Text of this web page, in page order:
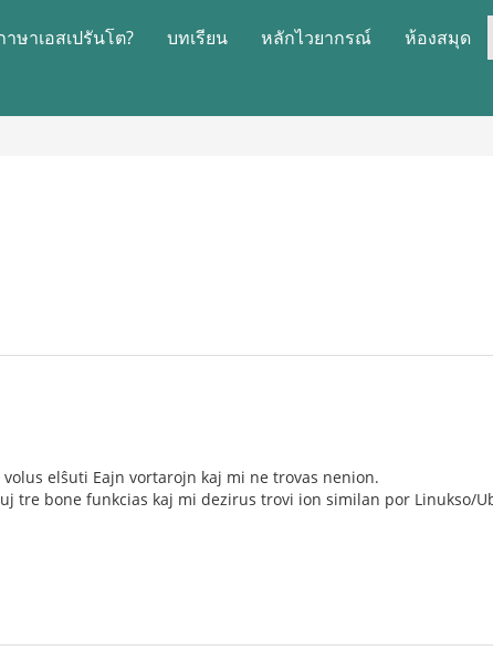
าษาเอสเปรันโต? บทเรียน หลักไวยากรณ์ ห้องสมุด
elŝuti Eajn vortarojn kaj mi ne trovas nenion.
tre bone funkcias kaj mi dezirus trovi ion similan por Linukso/